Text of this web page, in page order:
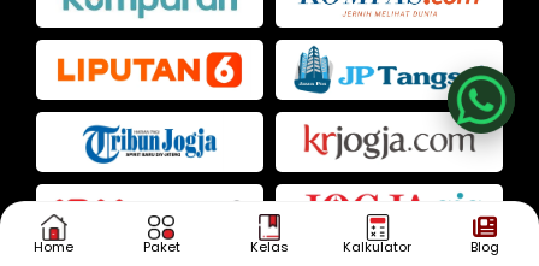
Home Paket Kelas Kalkulator Blog
Kak Iva
Kak Dias